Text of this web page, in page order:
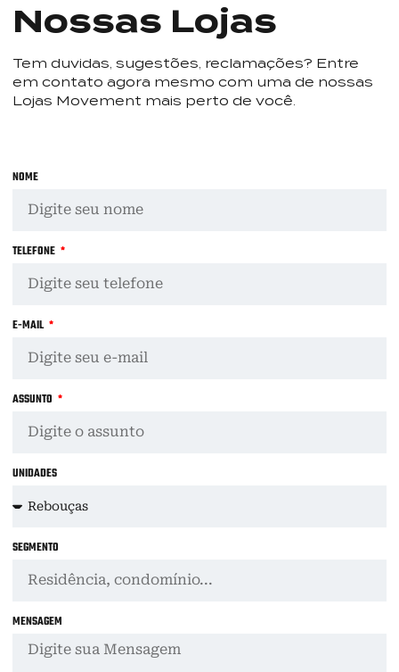
Nossas Lojas
Tem duvidas, sugestões, reclamações? Entre
em contato agora mesmo com uma de nossas
Lojas Movement mais perto de você.
NOME
TELEFONE
E-MAIL
ASSUNTO
UNIDADES
SEGMENTO
MENSAGEM